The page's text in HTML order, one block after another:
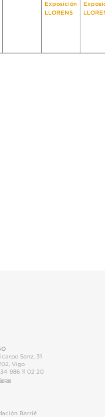
Exposición
LLORENS
Sanz, 31
Vigo
986 11 02 20
Barrié